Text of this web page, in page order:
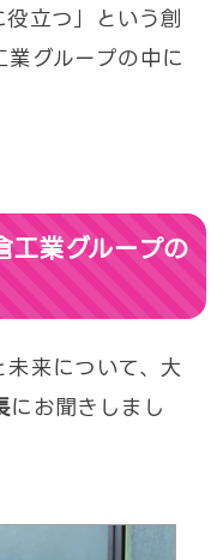
立つ」という創
グループの中に
工業グループの
来について、大
にお聞きしまし